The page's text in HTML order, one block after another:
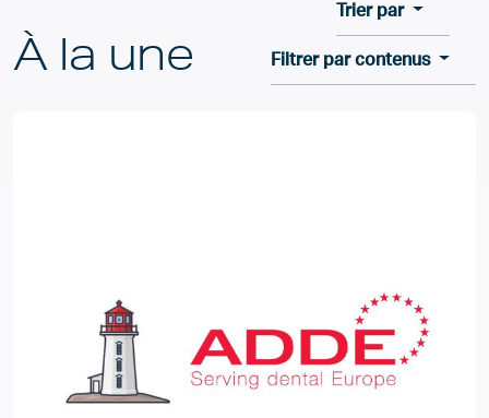
À la une
Trier par
Filtrer par contenus